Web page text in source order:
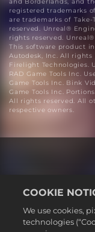
and Borderlands, and
registered trademarks
are trademarks of
reserved. Unreal®
rights reserved.
This software product
Autodesk, Inc. All rights
Firelight Technologies.
RAD Game Tools Inc.
Game Tools Inc. Bink
Game Tools Inc.
All rights reserved. All
respective owners.
COOKIE
We use cookies,
technologies